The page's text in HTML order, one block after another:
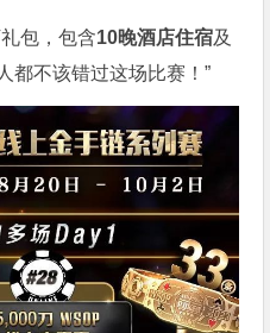
包，包含10晚酒店住宿及
都不该错过这场比赛！”